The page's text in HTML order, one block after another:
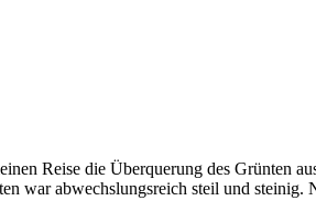
Reise die Überquerung des Grünten
war abwechslungsreich steil und steinig.